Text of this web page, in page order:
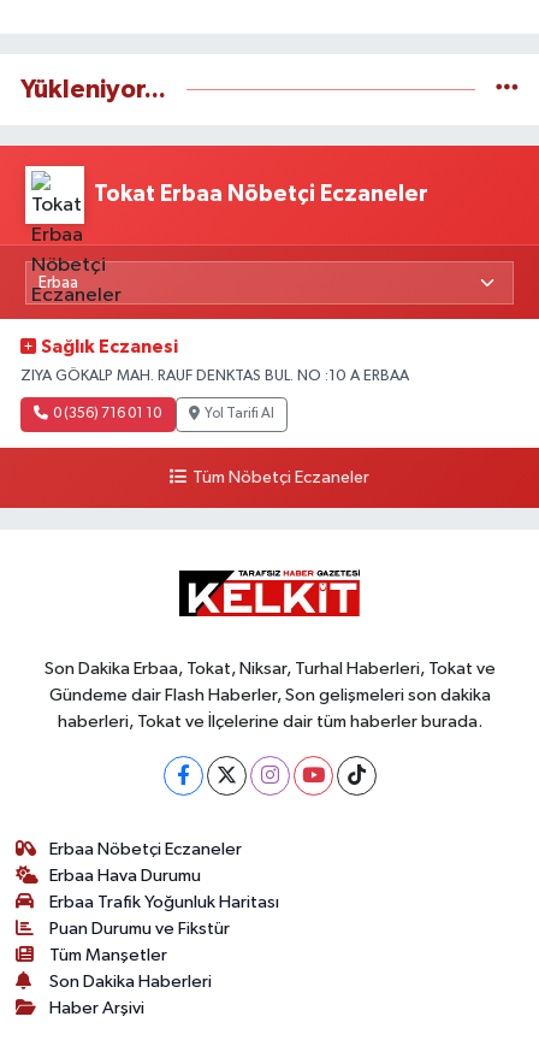
Yükleniyor...
Tokat Erbaa Nöbetçi Eczaneler
Sağlık Eczanesi
ZIYA GÖKALP MAH. RAUF DENKTAS BUL. NO :10 A ERBAA
0 (356) 716 01 10 Yol Tarifi Al
Tüm Nöbetçi Eczaneler
Son Dakika Erbaa, Tokat, Niksar, Turhal Haberleri, Tokat ve
Gündeme dair Flash Haberler, Son gelişmeleri son dakika
haberleri, Tokat ve İlçelerine dair tüm haberler burada.
Erbaa Nöbetçi Eczaneler
Erbaa Hava Durumu
Erbaa Trafik Yoğunluk Haritası
Puan Durumu ve Fikstür
Tüm Manşetler
Son Dakika Haberleri
Haber Arşivi